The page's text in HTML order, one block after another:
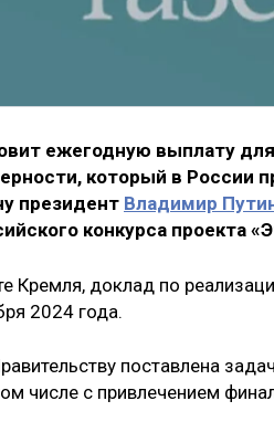
ежегодную выплату
который в России
президент Владимир
конкурса проекта
Кремля, доклад по
2024 года.
поставлена
числе с привлечением